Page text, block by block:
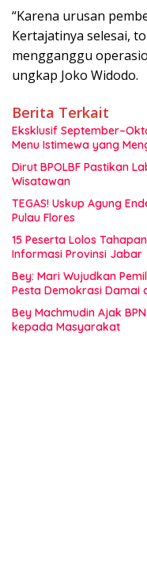
“Karena urusan
Kertajatinya selesai,
mengganggu
ungkap Joko Widodo.
Berita Terkait
Eksklusif
Menu Istimewa yang
Dirut BPOLBF Pastikan
Wisatawan
TEGAS! Uskup Agung
Pulau Flores
15 Peserta Lolos
Informasi Provinsi Jabar
Bey: Mari Wujudkan
Pesta Demokrasi Damai
Bey Machmudin Ajak
kepada Masyarakat